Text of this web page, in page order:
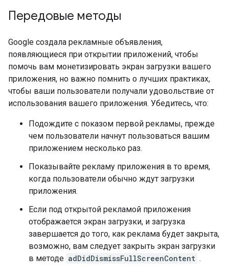
Передовые методы
Google создала рекламные объявления,
появляющиеся при открытии приложений, чтобы
помочь вам монетизировать экран загрузки вашего
приложения, но важно помнить о лучших практиках,
чтобы ваши пользователи получали удовольствие от
использования вашего приложения. Убедитесь, что:
Подождите с показом первой рекламы, прежде
чем пользователи начнут пользоваться вашим
приложением несколько раз.
Показывайте рекламу приложения в то время,
когда пользователи обычно ждут загрузки
приложения.
Если под открытой рекламой приложения
отображается экран загрузки, и загрузка
завершается до того, как реклама будет закрыта,
возможно, вам следует закрыть экран загрузки
в методе adDidDismissFullScreenContent .